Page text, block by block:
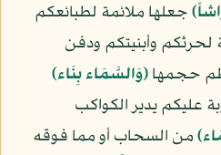
جعلها ملائمة لطبائعكم
وأبنيتكم ودفن
حجمها﴿وَالسَّمَاء بِنَاء﴾
عليكم يدير الكواكب
من السحاب أو مما فوقه